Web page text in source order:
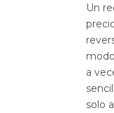
Un
a
solo